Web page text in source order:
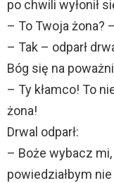
po chwili wyłonił
– To Twoja żona?
– Tak – odparł
Bóg się na
– Ty kłamco! To
żona!
Drwal odparł:
– Boże wybacz
powiedziałbym